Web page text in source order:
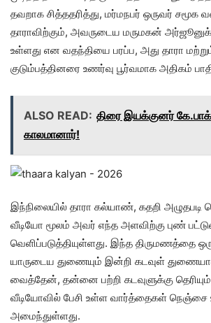
தவறாக சித்ததரித்து, மர்மநபர் ஒருவர் சமூக
தாராவிற்கும், அவருடைய மருமகன்
உள்ளது என வதந்தியை பரப்ப, அது தாரா
குடும்பத்தினரை உணர்வு பூர்வமாக அதிகம்
ALSO READ: திரை இயக்குனர்
காலமானார்!
இந்நிலையில் தாரா கல்யாண், கதறி அழுதபடி
வீடியோ மூலம் அவர் எந்த அளவிற்கு புண்
வெளிப்படுத்தியுள்ளது. இந்த திருமணத்தை
யாருடைய துணையும் இன்றி கடவுள்
வைத்தேன், தன்னை பற்றி கடவுளுக்கு
வீடியோவில் பேசி உள்ள வார்த்தைகள் நெஞ்சை
அமைந்துள்ளது.